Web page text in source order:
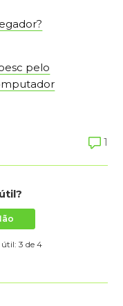
pelo
1
3 de 4